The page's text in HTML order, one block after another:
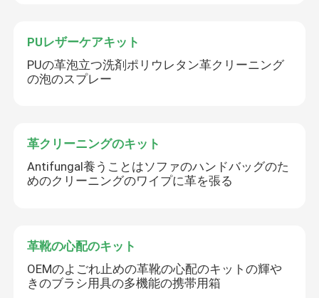
PUレザーケアキット
PUの革泡立つ洗剤ポリウレタン革クリーニング
の泡のスプレー
革クリーニングのキット
Antifungal養うことはソファのハンドバッグのた
めのクリーニングのワイプに革を張る
革靴の心配のキット
OEMのよごれ止めの革靴の心配のキットの輝や
きのブラシ用具の多機能の携帯用箱